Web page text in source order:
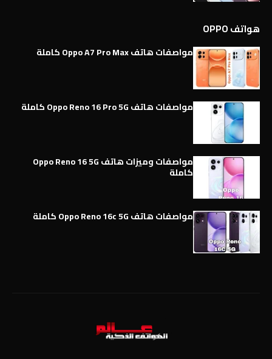
هواتف OPPO
مواصفات هاتف Oppo A7 Pro Max كاملة
مواصفات هاتف Oppo Reno 16 Pro 5G كاملة
مواصفات وميزات هاتف Oppo Reno 16 5G
كاملة
مواصفات هاتف Oppo Reno 16c 5G كاملة